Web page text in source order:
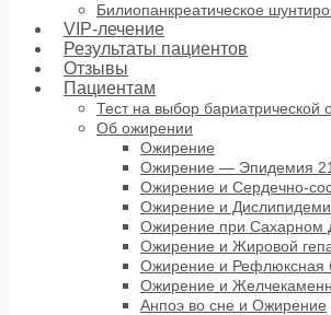
Билиопанкреатическое
VIP-лечение
Результаты пациентов
Отзывы
Пациентам
Тест на выбор бариатрической
Об ожирении
Ожирение
Ожирение — Эпидемия
Ожирение и Сердечно-
Ожирение и
Ожирение при Сахарном
Ожирение и Жировой
Ожирение и Рефлюксная
Ожирение и
Анпоэ во сне и Ожирение